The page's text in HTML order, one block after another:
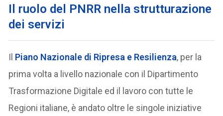
Il ruolo del PNRR nella strutturazione
dei servizi
Il Piano Nazionale di Ripresa e Resilienza, per la
prima volta a livello nazionale con il Dipartimento
Trasformazione Digitale ed il lavoro con tutte le
Regioni italiane, è andato oltre le singole iniziative